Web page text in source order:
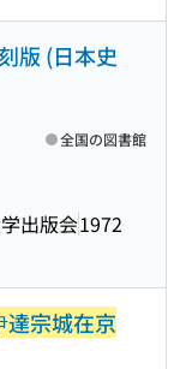
版 (日本史
出版会1972
全国の図書館
達宗城在京